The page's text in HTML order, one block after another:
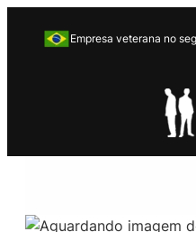
Empresa veterana no